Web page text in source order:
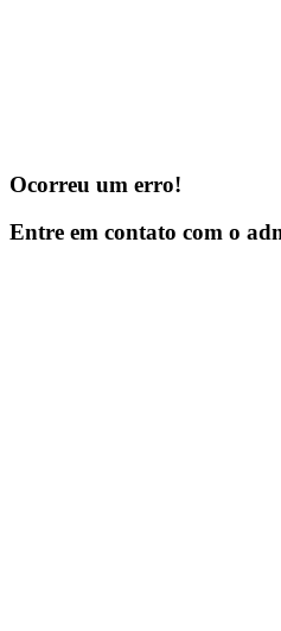
Ocorreu um erro!
Entre em contato com o